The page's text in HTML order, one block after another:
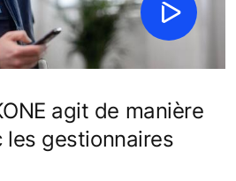
agit de manière
gestionnaires